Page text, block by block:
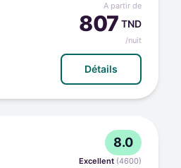
A partir de
807 TND
/nuit
Détails
8.0
Excellent (4600)